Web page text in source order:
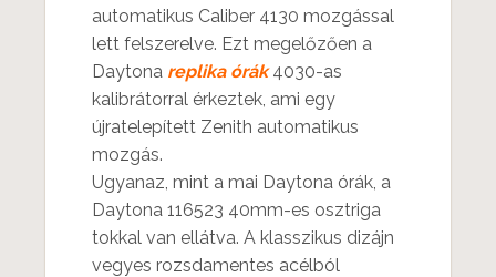
automatikus Caliber 4130 mozgással
lett felszerelve. Ezt megelőzően a
Daytona replika órák4030-as
kalibrátorral érkeztek, ami egy
újratelepített Zenith automatikus
mozgás.
Ugyanaz, mint a mai Daytona órák, a
Daytona 116523 40mm-es osztriga
tokkal van ellátva. A klasszikus dizájn
vegyes rozsdamentes acélból